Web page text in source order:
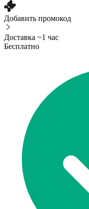
Добавить промокод
Доставка ~1 час
Бесплатно